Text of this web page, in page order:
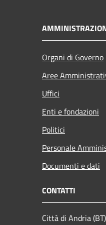
Organi di Governo
Aree
Uffici
Enti e fondazioni
Politici
Personale
Documenti e dati
CONTATTI
Città di Andria (BT)